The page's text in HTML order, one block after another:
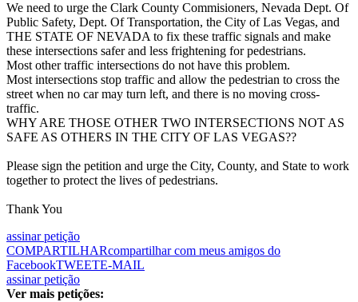
We need to urge the Clark County Commisioners, Nevada Dept. Of
Public Safety, Dept. Of Transportation, the City of Las Vegas, and
THE STATE OF NEVADA to fix these traffic signals and make
these intersections safer and less frightening for pedestrians.
Most other traffic intersections do not have this problem.
Most intersections stop traffic and allow the pedestrian to cross the
street when no car may turn left, and there is no moving cross-
traffic.
WHY ARE THOSE OTHER TWO INTERSECTIONS NOT AS
SAFE AS OTHERS IN THE CITY OF LAS VEGAS??
Please sign the petition and urge the City, County, and State to work
together to protect the lives of pedestrians.
Thank You
assinar petição
COMPARTILHARcompartilhar com meus amigos do
FacebookTWEETE-MAIL
assinar petição
Ver mais petições: